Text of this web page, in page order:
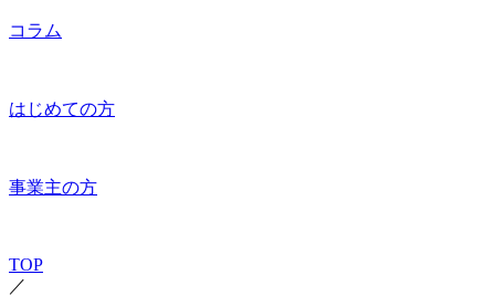
コラム
はじめての方
事業主の方
TOP
／